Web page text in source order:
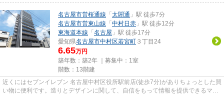
名古屋市営桜通線 「 太閤通 」駅 徒歩7分
名古屋市営東山線 「 中村日赤 」駅 徒歩12分
東海道本線 「 名古屋 」駅 徒歩17分
愛知県名古屋市中村区若宮町 ３丁目24
6.65万円
築年数：築2年 ｜募集中： 1室
階数：13階建
近くにはセブンイレブン 名古屋中村区役所駅前店(徒歩7分)がありちょっとした買
い物に便利です。造りとデザインに関して、自信をもって情報を提供できるマン